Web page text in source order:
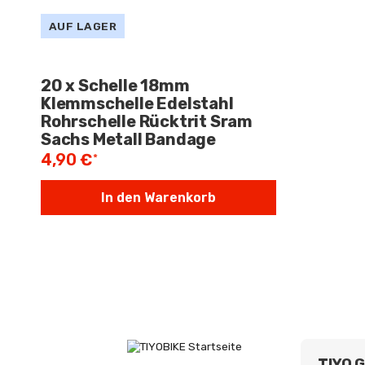
AUF LAGER
20 x Schelle 18mm
Klemmschelle Edelstahl
Rohrschelle Rücktrit Sram
Sachs Metall Bandage
4,90 €*
In den Warenkorb